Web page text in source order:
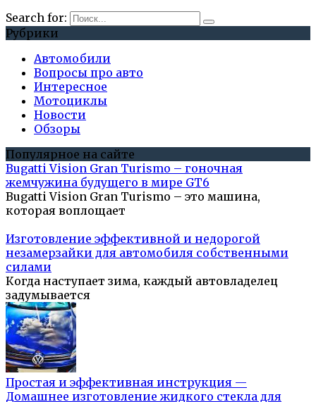
Search for:
Рубрики
Автомобили
Вопросы про авто
Интересное
Мотоциклы
Новости
Обзоры
Популярное на сайте
Bugatti Vision Gran Turismo – гоночная
жемчужина будущего в мире GT6
Bugatti Vision Gran Turismo – это машина,
которая воплощает
Изготовление эффективной и недорогой
незамерзайки для автомобиля собственными
силами
Когда наступает зима, каждый автовладелец
задумывается
Простая и эффективная инструкция —
Домашнее изготовление жидкого стекла для